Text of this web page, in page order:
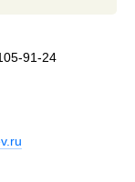
91-24